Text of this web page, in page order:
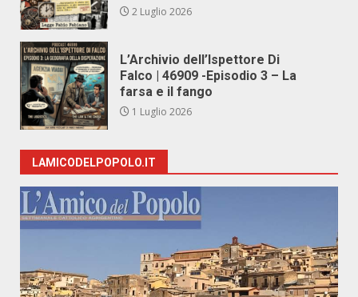
2 Luglio 2026
L’Archivio dell’Ispettore Di
Falco | 46909 -Episodio 3 – La
farsa e il fango
1 Luglio 2026
LAMICODELPOPOLO.IT